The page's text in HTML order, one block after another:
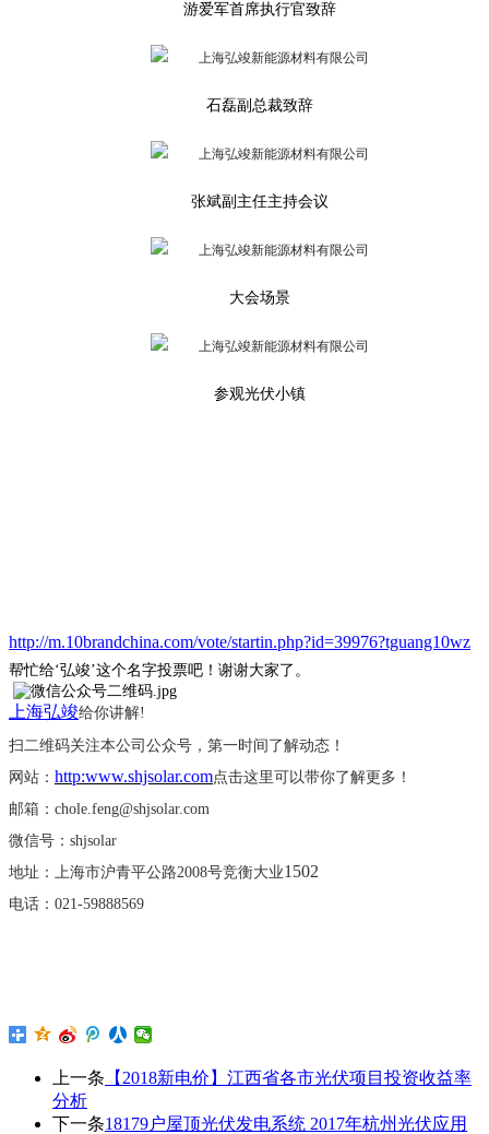
游爱军首席执行官致辞
石磊副总裁致辞
张斌副主任主持会议
大会场景
参观光伏小镇
http://m.10brandchina.com/vote/startin.php?id=39976?tguang10wz
帮忙给‘弘竣’这个名字投票吧！谢谢大家了。
上海弘竣给你讲解!
扫二维码关注本公司公众号，第一时间了解动态！
网站： http:www.shjsolar.com点击这里可以带你了解更多！
邮箱： chole.feng@shjsolar.com
微信号： shjsolar
地址：上海市沪青平公路2008号竞衡大业1502
电话： 021-59888569
上一条 【2018新电价】江西省各市光伏项目投资收益率
分析
下一条18179户屋顶光伏发电系统 2017年杭州光伏应用